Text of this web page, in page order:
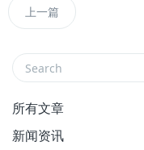
上一篇
所有文章
新闻资讯